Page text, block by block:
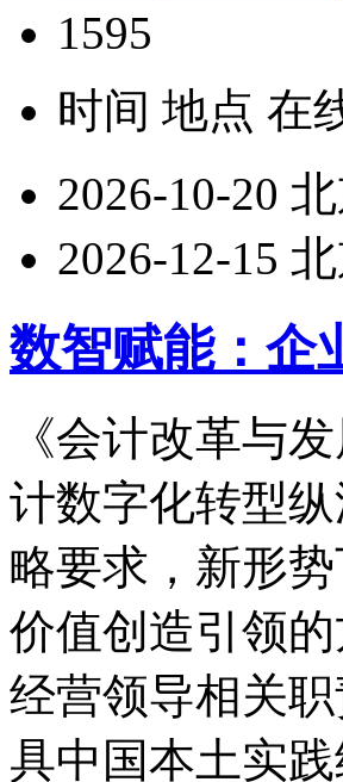
1595
时间 地点 在
2026-10-20
2026-12-15
数智赋能：企
《会计改革与
计数字化转型
略要求，新形
价值创造引领
经营领导相关
具中国本土实